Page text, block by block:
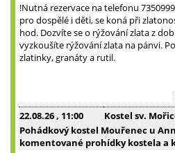
!Nutná rezervace na telefonu
pro dospělé i děti, se koná při
hod. Dozvíte se o rýžování zlata z
vyzkoušíte rýžování zlata na pánvi.
zlatinky, granáty a rutil.
22.08.26 , 11:00
Kostel sv.
Pohádkový kostel Mouřenec u
komentované prohídky kostela a